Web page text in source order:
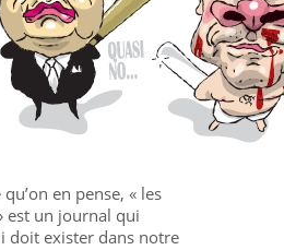
en pense, « les
est un journal qui
doit exister dans notre